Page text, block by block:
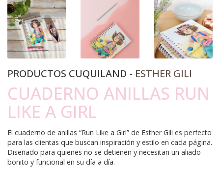
PRODUCTOS CUQUILAND - ESTHER GILI
CUADERNO ANILLAS RUN
LIKE A GIRL
El cuaderno de anillas “Run Like a Girl” de Esther Gili es perfecto
para las clientas que buscan inspiración y estilo en cada página.
Diseñado para quienes no se detienen y necesitan un aliado
bonito y funcional en su día a día.